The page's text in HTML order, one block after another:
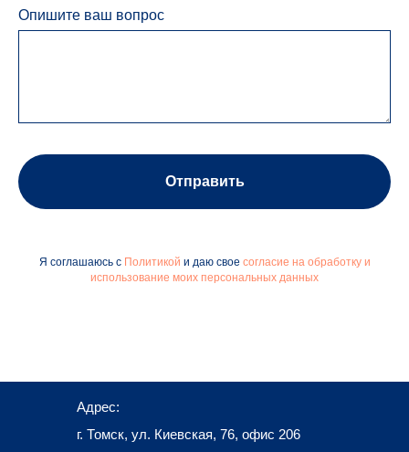
Опишите ваш вопрос
Отправить
Я соглашаюсь сПолитикой и даю свое согласие на обработку и
использование моих персональных данных
Адрес:
г. Томск, ул. Киевская, 76, офис 206